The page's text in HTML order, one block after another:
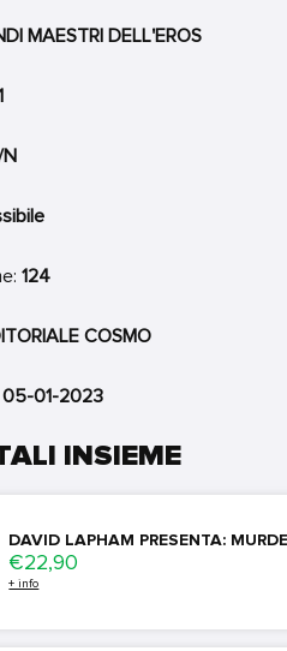
MAESTRI DELL'EROS
N
124
COSMO
05-01-2023
INSIEME
DAVID LAPHAM PRESENTA:
Price
€22,90
+ info